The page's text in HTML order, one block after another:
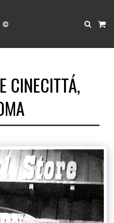
©
CINECITTÁ,